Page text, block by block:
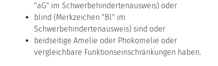
"aG" im Schwerbehindertenausweis) oder
blind (Merkzeichen "Bl" im
Schwerbehindertenausweis) sind oder
beidseitige Amelie oder Phokomelie oder
vergleichbare Funktionseinschränkungen haben.